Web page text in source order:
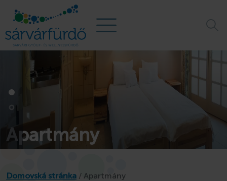
Apartmány
Domovská stránka / Apartmány